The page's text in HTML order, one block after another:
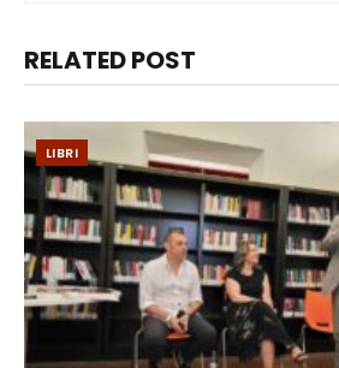
RELATED POST
LIBRI